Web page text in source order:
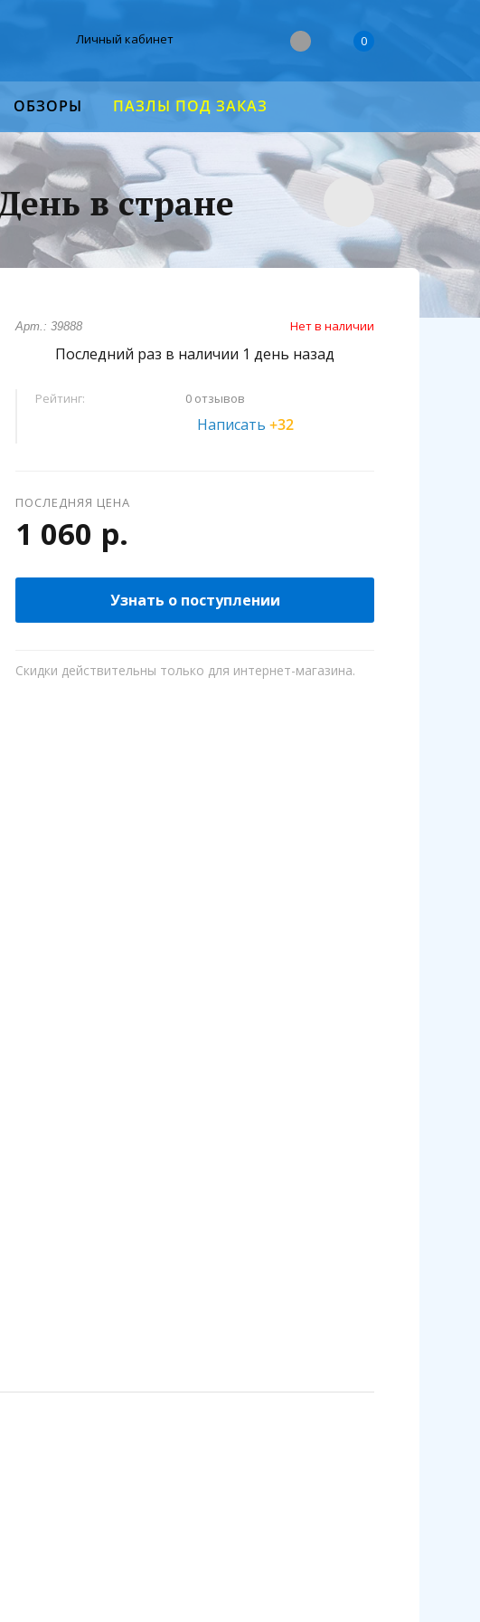
Личный кабинет 0
ОБЗОРЫ ПАЗЛЫ ПОД ЗАКАЗ
в стране
Арт.: 39888 Нет в наличии
Последний раз в наличии 1 день назад
Рейтинг: 0 отзывов
Написать+32
ПОСЛЕДНЯЯ ЦЕНА
1 060 р.
Узнать о поступлении
Скидки действительны только для интернет-магазина.